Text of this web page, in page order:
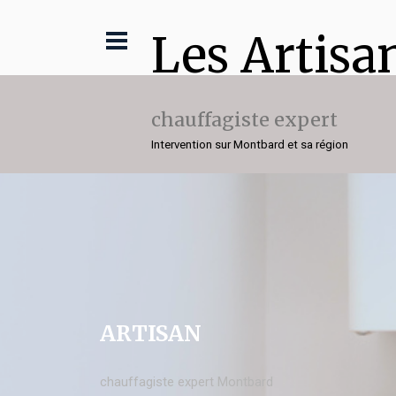
Les
chauffagiste expert
Intervention sur Montbard et sa région
ARTISAN
chauffagiste expert Montbard